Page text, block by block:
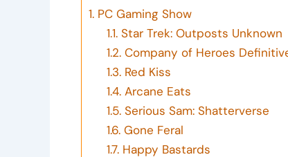
1. PC Gaming Show
1.1.Star Trek: Outposts Unknown
1.2.Company of Heroes
1.3.Red Kiss
1.4.Arcane Eats
1.5.Serious Sam: Shatterverse
1.6.Gone Feral
1.7.Happy Bastards